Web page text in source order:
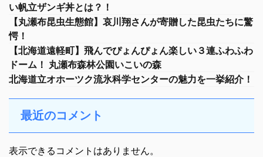
い帆立ザンギ丼とは？！
【丸瀬布昆虫生態館】哀川翔さんが寄贈した昆虫たちに驚
愕！
【北海道遠軽町】飛んでぴょんぴょん楽しい３連ふわふわ
ドーム！ 丸瀬布森林公園いこいの森
北海道立オホーツク流氷科学センターの魅力を一挙紹介！
最近のコメント
表示できるコメントはありません。